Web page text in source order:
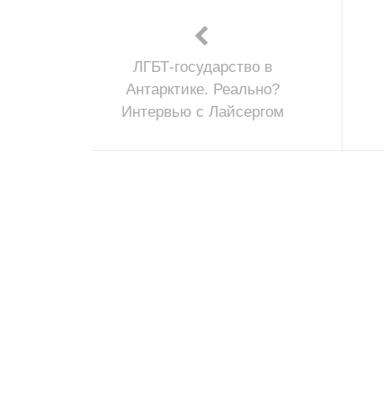
ЛГБТ-государство в
Антарктике. Реально?
Интервью с Лайсергом